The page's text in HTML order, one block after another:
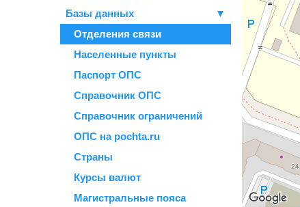
Базы данных
▼
Отделения связи
Населенные пункты
Паспорт ОПС
Справочник ОПС
Справочник ограничений
ОПС на pochta.ru
Страны
Курсы валют
Магистральные пояса